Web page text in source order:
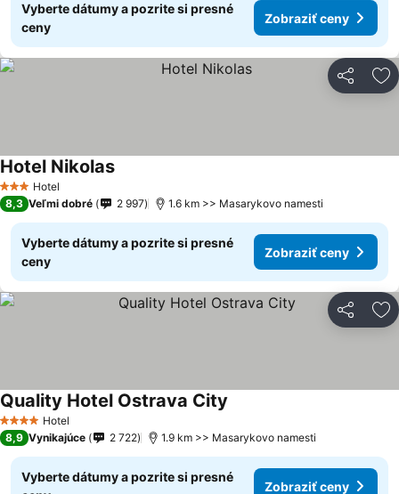
Vyberte dátumy a pozrite si presné
ceny
Zobraziť ceny
Zdieľať
3 Počet hviezdičiek
Hotel
Hotel Nikolas
8,3 Veľmi dobré 2 997 1.6 km >> Masarykovo namesti
Vyberte dátumy a pozrite si presné
ceny
Zobraziť ceny
Zdieľať
4 Počet hviezdičiek
Hotel
Quality Hotel Ostrava City
8,9 Vynikajúce 2 722 1.9 km >> Masarykovo namesti
Vyberte dátumy a pozrite si presné
Zobraziť ceny